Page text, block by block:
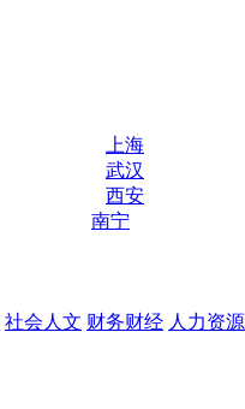
上海
武汉
西安
南宁
社会人文 财务财经 人力资源